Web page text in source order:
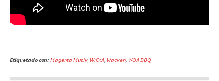
Etiquetado con: Magenta Musik, W:O:A, Wacken, WOA BBQ